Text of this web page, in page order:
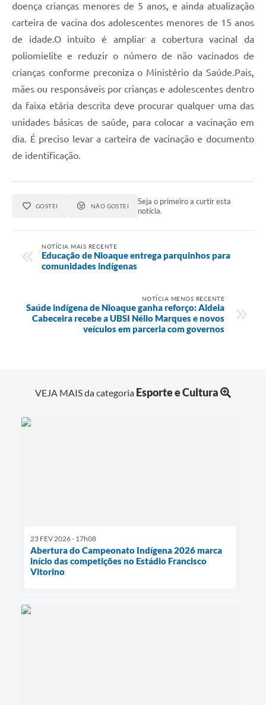
doença crianças menores de 5 anos, e ainda atualização
carteira de vacina dos adolescentes menores de 15 anos
de idade.O intuito é ampliar a cobertura vacinal da
poliomielite e reduzir o número de não vacinados de
crianças conforme preconiza o Ministério da Saúde.Pais,
mães ou responsáveis por crianças e adolescentes dentro
da faixa etária descrita deve procurar qualquer uma das
unidades básicas de saúde, para colocar a vacinação em
dia. É preciso levar a carteira de vacinação e documento
de identificação.
GOSTEI NÃO GOSTEI
Seja o primeiro a curtir esta
notícia.
NOTÍCIA MAIS RECENTE
Educação de Nioaque entrega parquinhos para
comunidades indígenas
NOTÍCIA MENOS RECENTE
Saúde indígena de Nioaque ganha reforço: Aldeia
Cabeceira recebe a UBSI Nélio Marques e novos
veículos em parceria com governos
VEJA MAIS da categoria Esporte e Cultura
23 FEV 2026 - 17h08
Abertura do Campeonato Indígena 2026 marca
início das competições no Estádio Francisco
Vitorino